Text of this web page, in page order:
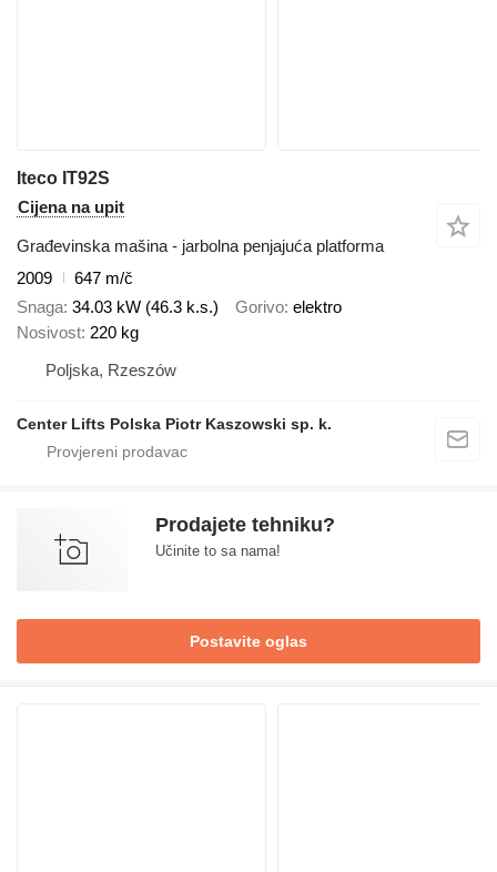
Iteco IT92S
Cijena na upit
Građevinska mašina - jarbolna penjajuća platforma
2009
647 m/č
Snaga 34.03 kW (46.3 k.s.) Gorivo elektro
Nosivost 220 kg
Poljska, Rzeszów
Center Lifts Polska Piotr Kaszowski sp. k.
Prodajete tehniku?
Učinite to sa nama!
Postavite oglas